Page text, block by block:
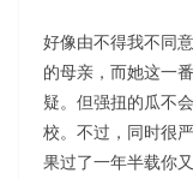
好像由不得我不同
的母亲，而她这一
疑。但强扭的瓜不
校。不过，同时很
果过了一年半载你